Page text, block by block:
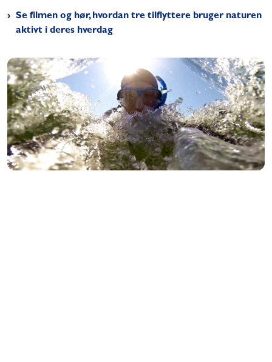
Se filmen og hør, hvordan tre tilflyttere bruger naturen
aktivt i deres hverdag